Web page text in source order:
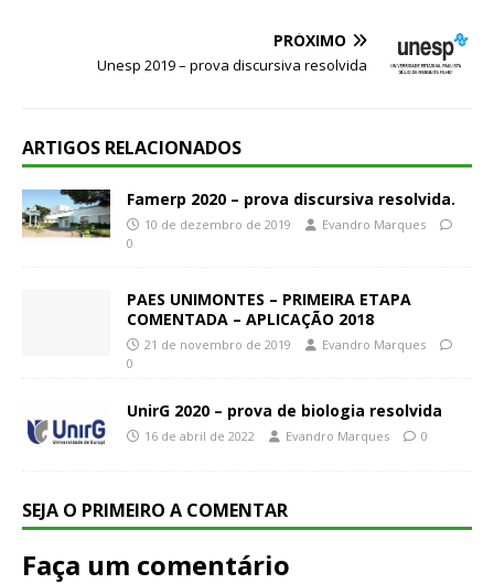
PRÓXIMO
Unesp 2019 – prova discursiva resolvida
ARTIGOS RELACIONADOS
Famerp 2020 – prova discursiva resolvida.
10 de dezembro de 2019
Evandro Marques
0
PAES UNIMONTES – PRIMEIRA ETAPA
COMENTADA – APLICAÇÃO 2018
21 de novembro de 2019
Evandro Marques
0
UnirG 2020 – prova de biologia resolvida
16 de abril de 2022 Evandro Marques 0
SEJA O PRIMEIRO A COMENTAR
Faça um comentário